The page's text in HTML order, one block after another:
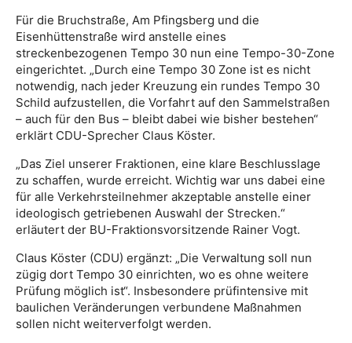
Für die Bruchstraße, Am Pfingsberg und die
Eisenhüttenstraße wird anstelle eines
streckenbezogenen Tempo 30 nun eine Tempo-30-Zone
eingerichtet. „Durch eine Tempo 30 Zone ist es nicht
notwendig, nach jeder Kreuzung ein rundes Tempo 30
Schild aufzustellen, die Vorfahrt auf den Sammelstraßen
– auch für den Bus – bleibt dabei wie bisher bestehen“
erklärt CDU-Sprecher Claus Köster.
„Das Ziel unserer Fraktionen, eine klare Beschlusslage
zu schaffen, wurde erreicht. Wichtig war uns dabei eine
für alle Verkehrsteilnehmer akzeptable anstelle einer
ideologisch getriebenen Auswahl der Strecken.“
erläutert der BU-Fraktionsvorsitzende Rainer Vogt.
Claus Köster (CDU) ergänzt: „Die Verwaltung soll nun
zügig dort Tempo 30 einrichten, wo es ohne weitere
Prüfung möglich ist“. Insbesondere prüfintensive mit
baulichen Veränderungen verbundene Maßnahmen
sollen nicht weiterverfolgt werden.